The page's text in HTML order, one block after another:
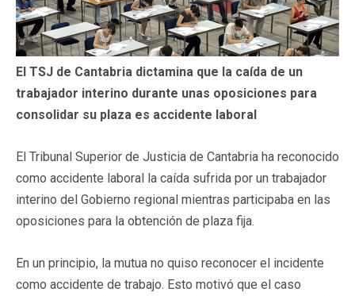
El TSJ de Cantabria dictamina que la caída de un
trabajador interino durante unas oposiciones para
consolidar su plaza es accidente laboral
El Tribunal Superior de Justicia de Cantabria ha reconocido
como accidente laboral la caída sufrida por un trabajador
interino del Gobierno regional mientras participaba en las
oposiciones para la obtención de plaza fija.
En un principio, la mutua no quiso reconocer el incidente
como accidente de trabajo. Esto motivó que el caso